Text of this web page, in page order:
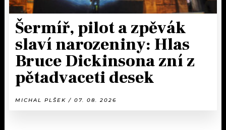
Šermíř, pilot a zpěvák
slaví narozeniny: Hlas
Bruce Dickinsona zní z
pětadvaceti desek
MICHAL PLŠEK / 07. 08. 2026